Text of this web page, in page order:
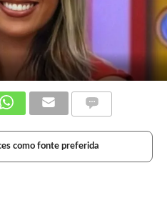
como fonte preferida